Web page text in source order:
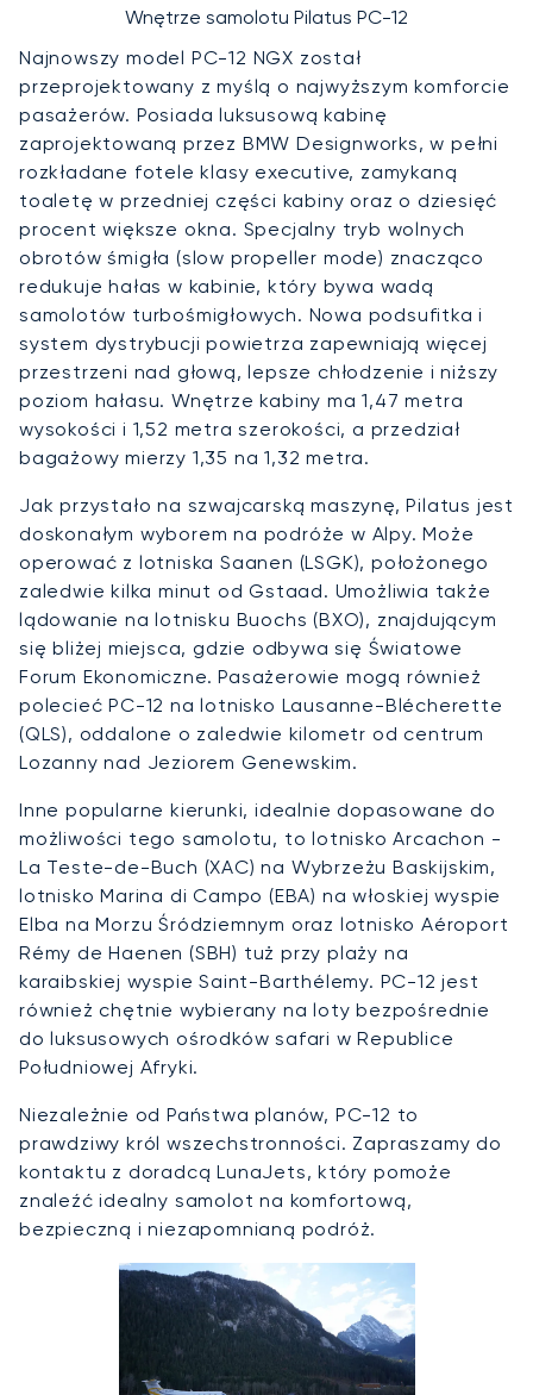
Wnętrze samolotu Pilatus PC-12
Najnowszy model PC-12 NGX został
przeprojektowany z myślą o najwyższym komforcie
pasażerów. Posiada luksusową kabinę
zaprojektowaną przez BMW Designworks, w pełni
rozkładane fotele klasy executive, zamykaną
toaletę w przedniej części kabiny oraz o dziesięć
procent większe okna. Specjalny tryb wolnych
obrotów śmigła (slow propeller mode) znacząco
redukuje hałas w kabinie, który bywa wadą
samolotów turbośmigłowych. Nowa podsufitka i
system dystrybucji powietrza zapewniają więcej
przestrzeni nad głową, lepsze chłodzenie i niższy
poziom hałasu. Wnętrze kabiny ma 1,47 metra
wysokości i 1,52 metra szerokości, a przedział
bagażowy mierzy 1,35 na 1,32 metra.
Jak przystało na szwajcarską maszynę, Pilatus jest
doskonałym wyborem na podróże w Alpy. Może
operować z lotniska Saanen (LSGK), położonego
zaledwie kilka minut od Gstaad. Umożliwia także
lądowanie na lotnisku Buochs (BXO), znajdującym
się bliżej miejsca, gdzie odbywa się Światowe
Forum Ekonomiczne. Pasażerowie mogą również
polecieć PC-12 na lotnisko Lausanne-Blécherette
(QLS), oddalone o zaledwie kilometr od centrum
Lozanny nad Jeziorem Genewskim.
Inne popularne kierunki, idealnie dopasowane do
możliwości tego samolotu, to lotnisko Arcachon -
La Teste-de-Buch (XAC) na Wybrzeżu Baskijskim,
lotnisko Marina di Campo (EBA) na włoskiej wyspie
Elba na Morzu Śródziemnym oraz lotnisko Aéroport
Rémy de Haenen (SBH) tuż przy plaży na
karaibskiej wyspie Saint-Barthélemy. PC-12 jest
również chętnie wybierany na loty bezpośrednie
do luksusowych ośrodków safari w Republice
Południowej Afryki.
Niezależnie od Państwa planów, PC-12 to
prawdziwy król wszechstronności. Zapraszamy do
kontaktu z doradcą LunaJets, który pomoże
znaleźć idealny samolot na komfortową,
bezpieczną i niezapomnianą podróż.